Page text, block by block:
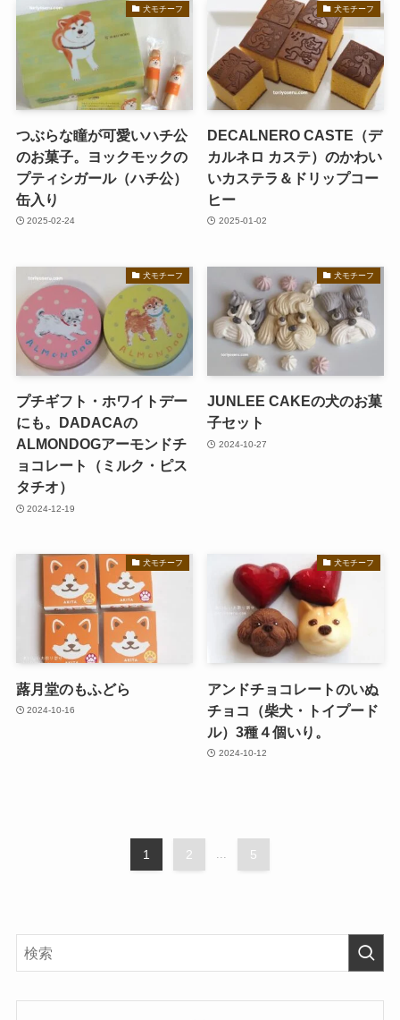
犬モチーフ
つぶらな瞳が可愛いハチ公
のお菓子。ヨックモックの
プティシガール（ハチ公）
缶入り
2025-02-24
犬モチーフ
DECALNERO CASTE（デ
カルネロ カステ）のかわい
いカステラ＆ドリップコー
ヒー
2025-01-02
犬モチーフ
プチギフト・ホワイトデー
にも。DADACAの
ALMONDOGアーモンドチ
ョコレート（ミルク・ピス
タチオ）
2024-12-19
犬モチーフ
JUNLEE CAKEの犬のお菓
子セット
2024-10-27
犬モチーフ
蕗月堂のもふどら
2024-10-16
犬モチーフ
アンドチョコレートのいぬ
チョコ（柴犬・トイプード
ル）3種４個いり。
2024-10-12
1 2 ... 5